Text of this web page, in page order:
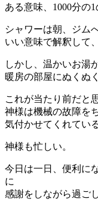
ある意味、1000分の
シャワーは朝、ジム
いい意味で解釈して
しかし、温かいお湯
暖房の部屋にぬくぬ
これが当たり前だと
神様は機械の故障を
気付かせてくれてい
神様も忙しい。
今日は一日、便利に
に
感謝をしながら過ご